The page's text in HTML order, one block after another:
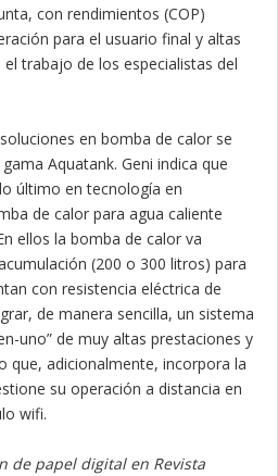
con rendimientos (COP)
para el usuario final y altas
trabajo de los especialistas del
en bomba de calor se
Aquatank. Geni indica que
último en tecnología en
de calor para agua caliente
ellos la bomba de calor va
(200 o 300 litros) para
con resistencia eléctrica de
de manera sencilla, un sistema
uno” de muy altas prestaciones y
que, adicionalmente, incorpora la
su operación a distancia en
wifi.
de papel digital en Revista